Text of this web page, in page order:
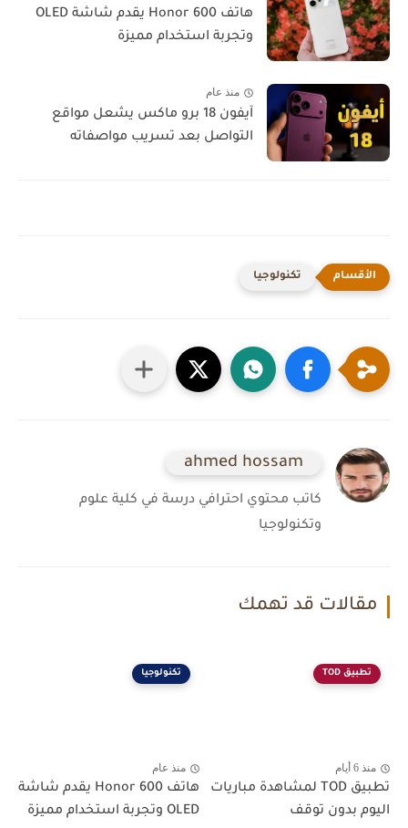
هاتف Honor 600 يقدم شاشة OLED
وتجربة استخدام مميزة
منذ عام
آيفون 18 برو ماكس يشعل مواقع
التواصل بعد تسريب مواصفاته
تكنولوجيا
ahmed hossam
كاتب محتوي احترافي درسة في كلية علوم
وتكنولوجيا
مقالات قد تهمك
تطبيق TOD
منذ 6 أيام
تطبيق TOD لمشاهدة مباريات
اليوم بدون توقف
تكنولوجيا
منذ عام
هاتف Honor 600 يقدم شاشة
OLED وتجربة استخدام مميزة